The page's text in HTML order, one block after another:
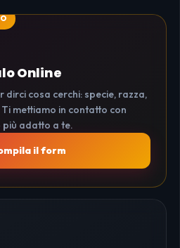
Online
dirci cosa cerchi: specie, razza,
mettiamo in contatto con
adatto a te.
il form